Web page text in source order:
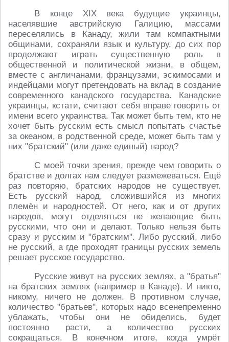
В конце XIX века будущие украинцы,
населявшие австрийскую Галицию, массами
переселялись в Канаду, жили там компактными
общинами, сохраняли язык и культуру, до сих пор
продолжают играть существенную роль в
общественной и политической жизни, в общем,
вместе с англичанами, французами, эскимосами и
индейцами могут претендовать на вклад в создание
современного канадского государства. Канадские
украинцы, кстати, считают себя вправе говорить от
имени всего украинства. Так может быть тем, кто не
хочет быть русским есть смысл попытать счастье
за океаном, в родственной среде, может быть там у
них "братский" (или даже единый) народ?
С моей точки зрения, прежде чем говорить о
братстве и долгах нам следует размежеваться. Ещё
раз повторяю, братских народов не существует.
Есть русский народ, сложившийся из многих
племён и народностей. От него, как и от других
народов, могут отделяться не желающие быть
русскими, что они и делают. Только нельзя быть
сразу и русским и "братским". Либо русский, либо
не русский, а где проходят границы русских земель
решает русское государство.
Русские живут на русских землях, а "братья"
на братских землях (например в Канаде). И никто,
никому, ничего не должен. В противном случае,
количество "братьев", которых надо всенепременно
ублажать, чтобы они не обиделись, будет
постоянно расти, а количество русских
сокращаться. В конечном итоге, когда умрёт